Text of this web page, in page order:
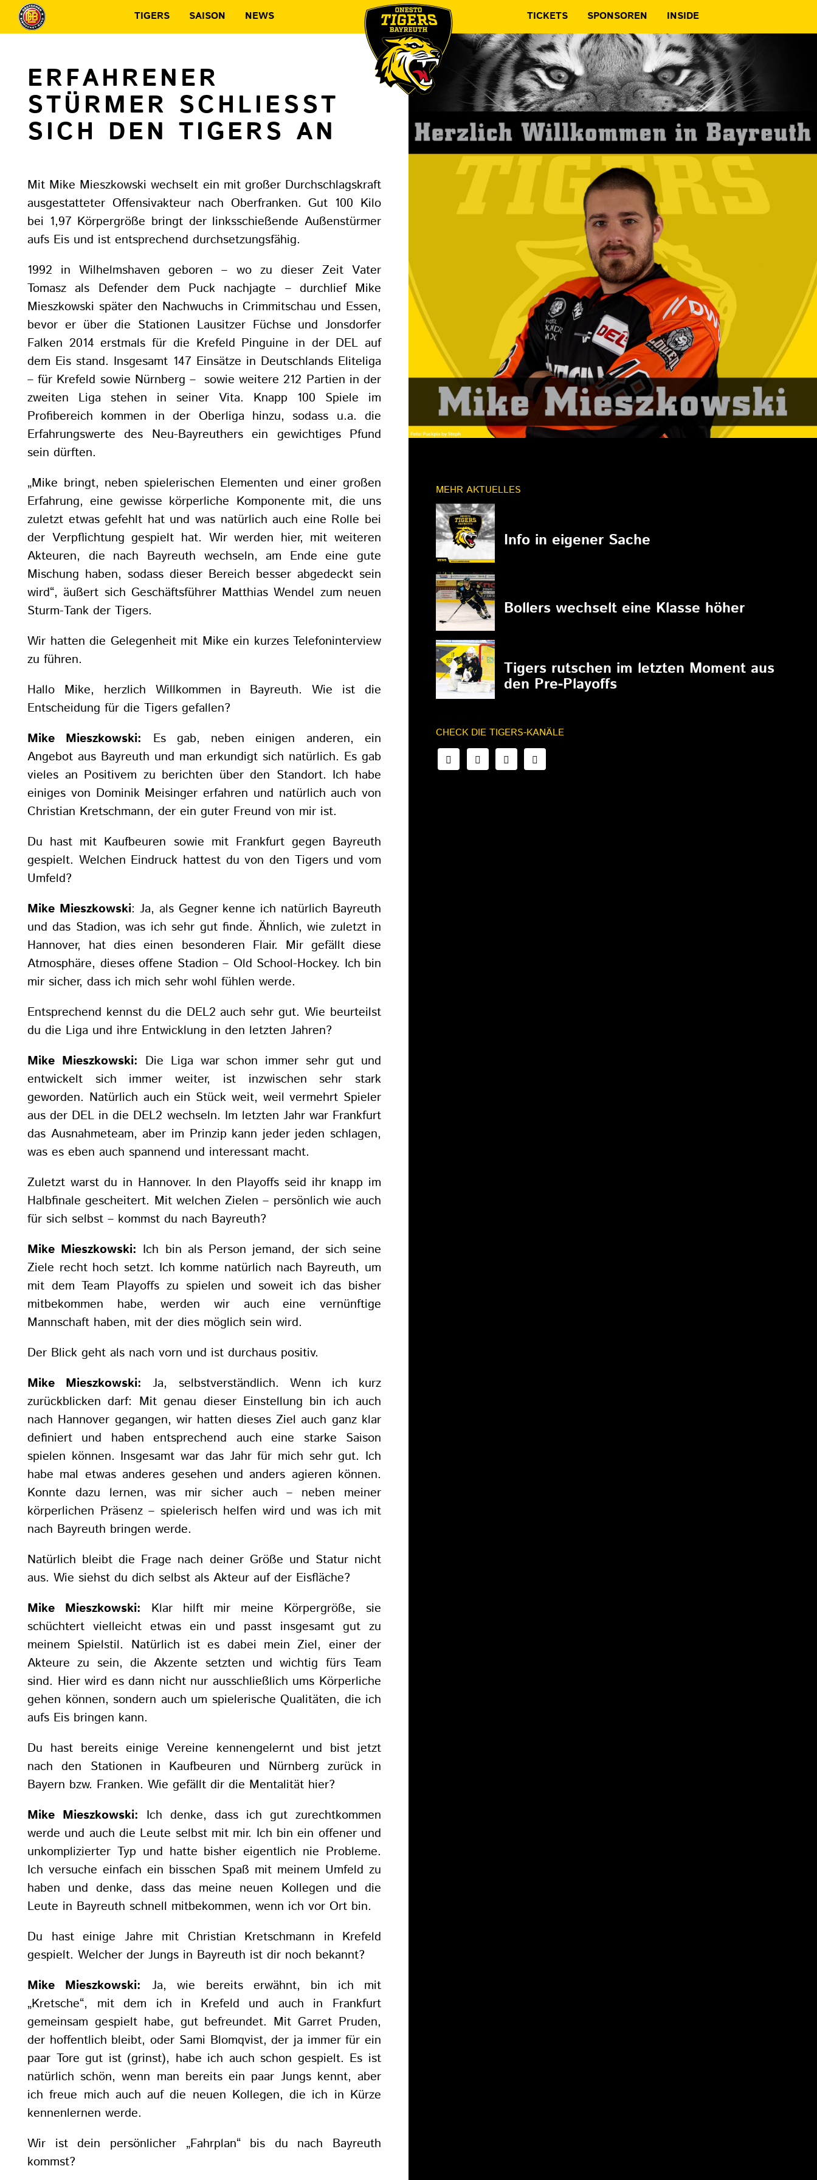
TIGERS SAISON NEWS TICKETS SPONSOREN INSIDE
ERFAHRENER
STÜRMER SCHLIESST S
ICH DEN TIGERS AN
Mit Mike Mieszkowski wechselt ein mit großer Durchschlagskraft
ausgestatteter Offensivakteur nach Oberfranken. Gut 100 Kilo
bei 1,97 Körpergröße bringt der linksschießende Außenstürmer
aufs Eis und ist entsprechend durchsetzungsfähig.
1992 in Wilhelmshaven geboren – wo zu dieser Zeit Vater
Tomasz als Defender dem Puck nachjagte – durchlief Mike
Mieszkowski später den Nachwuchs in Crimmitschau und Essen,
bevor er über die Stationen Lausitzer Füchse und Jonsdorfer
Falken 2014 erstmals für die Krefeld Pinguine in der DEL auf
dem Eis stand. Insgesamt 147 Einsätze in Deutschlands Eliteliga
– für Krefeld sowie Nürnberg – sowie weitere 212 Partien in der
zweiten Liga stehen in seiner Vita. Knapp 100 Spiele im
Profibereich kommen in der Oberliga hinzu, sodass u.a. die
Erfahrungswerte des Neu-Bayreuthers ein gewichtiges Pfund
sein dürften.
„Mike bringt, neben spielerischen Elementen und einer großen
Erfahrung, eine gewisse körperliche Komponente mit, die uns
zuletzt etwas gefehlt hat und was natürlich auch eine Rolle bei
der Verpflichtung gespielt hat. Wir werden hier, mit weiteren
Akteuren, die nach Bayreuth wechseln, am Ende eine gute
Mischung haben, sodass dieser Bereich besser abgedeckt sein
wird“, äußert sich Geschäftsführer Matthias Wendel zum neuen
Sturm-Tank der Tigers.
Wir hatten die Gelegenheit mit Mike ein kurzes Telefoninterview
zu führen.
Hallo Mike, herzlich Willkommen in Bayreuth. Wie ist die
Entscheidung für die Tigers gefallen?
Mike Mieszkowski: Es gab, neben einigen anderen, ein
Angebot aus Bayreuth und man erkundigt sich natürlich. Es gab
vieles an Positivem zu berichten über den Standort. Ich habe
einiges von Dominik Meisinger erfahren und natürlich auch von
Christian Kretschmann, der ein guter Freund von mir ist.
Du hast mit Kaufbeuren sowie mit Frankfurt gegen Bayreuth
gespielt. Welchen Eindruck hattest du von den Tigers und vom
Umfeld?
Mike Mieszkowski: Ja, als Gegner kenne ich natürlich Bayreuth
und das Stadion, was ich sehr gut finde. Ähnlich, wie zuletzt in
Hannover, hat dies einen besonderen Flair. Mir gefällt diese
Atmosphäre, dieses offene Stadion – Old School-Hockey. Ich bin
mir sicher, dass ich mich sehr wohl fühlen werde.
Entsprechend kennst du die DEL2 auch sehr gut. Wie beurteilst
du die Liga und ihre Entwicklung in den letzten Jahren?
Mike Mieszkowski: Die Liga war schon immer sehr gut und
entwickelt sich immer weiter, ist inzwischen sehr stark
geworden. Natürlich auch ein Stück weit, weil vermehrt Spieler
aus der DEL in die DEL2 wechseln. Im letzten Jahr war Frankfurt
das Ausnahmeteam, aber im Prinzip kann jeder jeden schlagen,
was es eben auch spannend und interessant macht.
Zuletzt warst du in Hannover. In den Playoffs seid ihr knapp im
Halbfinale gescheitert. Mit welchen Zielen – persönlich wie auch
für sich selbst – kommst du nach Bayreuth?
Mike Mieszkowski: Ich bin als Person jemand, der sich seine
Ziele recht hoch setzt. Ich komme natürlich nach Bayreuth, um
mit dem Team Playoffs zu spielen und soweit ich das bisher
mitbekommen habe, werden wir auch eine vernünftige
Mannschaft haben, mit der dies möglich sein wird.
Der Blick geht als nach vorn und ist durchaus positiv.
Mike Mieszkowski: Ja, selbstverständlich. Wenn ich kurz
zurückblicken darf: Mit genau dieser Einstellung bin ich auch
nach Hannover gegangen, wir hatten dieses Ziel auch ganz klar
definiert und haben entsprechend auch eine starke Saison
spielen können. Insgesamt war das Jahr für mich sehr gut. Ich
habe mal etwas anderes gesehen und anders agieren können.
Konnte dazu lernen, was mir sicher auch – neben meiner
körperlichen Präsenz – spielerisch helfen wird und was ich mit
nach Bayreuth bringen werde.
Natürlich bleibt die Frage nach deiner Größe und Statur nicht
aus. Wie siehst du dich selbst als Akteur auf der Eisfläche?
Mike Mieszkowski: Klar hilft mir meine Körpergröße, sie
schüchtert vielleicht etwas ein und passt insgesamt gut zu
meinem Spielstil. Natürlich ist es dabei mein Ziel, einer der
Akteure zu sein, die Akzente setzten und wichtig fürs Team
sind. Hier wird es dann nicht nur ausschließlich ums Körperliche
gehen können, sondern auch um spielerische Qualitäten, die ich
aufs Eis bringen kann.
Du hast bereits einige Vereine kennengelernt und bist jetzt
nach den Stationen in Kaufbeuren und Nürnberg zurück in
Bayern bzw. Franken. Wie gefällt dir die Mentalität hier?
Mike Mieszkowski: Ich denke, dass ich gut zurechtkommen
werde und auch die Leute selbst mit mir. Ich bin ein offener und
unkomplizierter Typ und hatte bisher eigentlich nie Probleme.
Ich versuche einfach ein bisschen Spaß mit meinem Umfeld zu
haben und denke, dass das meine neuen Kollegen und die
Leute in Bayreuth schnell mitbekommen, wenn ich vor Ort bin.
Du hast einige Jahre mit Christian Kretschmann in Krefeld
gespielt. Welcher der Jungs in Bayreuth ist dir noch bekannt?
Mike Mieszkowski: Ja, wie bereits erwähnt, bin ich mit
„Kretsche“, mit dem ich in Krefeld und auch in Frankfurt
gemeinsam gespielt habe, gut befreundet. Mit Garret Pruden,
der hoffentlich bleibt, oder Sami Blomqvist, der ja immer für ein
paar Tore gut ist (grinst), habe ich auch schon gespielt. Es ist
natürlich schön, wenn man bereits ein paar Jungs kennt, aber
ich freue mich auch auf die neuen Kollegen, die ich in Kürze
kennenlernen werde.
Wir ist dein persönlicher „Fahrplan“ bis du nach Bayreuth
kommst?
MEHR AKTUELLES
Info in eigener Sache
Bollers wechselt eine Klasse höher
Tigers rutschen im letzten Moment aus
den Pre-Playoffs
CHECK DIE TIGERS-KANÄLE